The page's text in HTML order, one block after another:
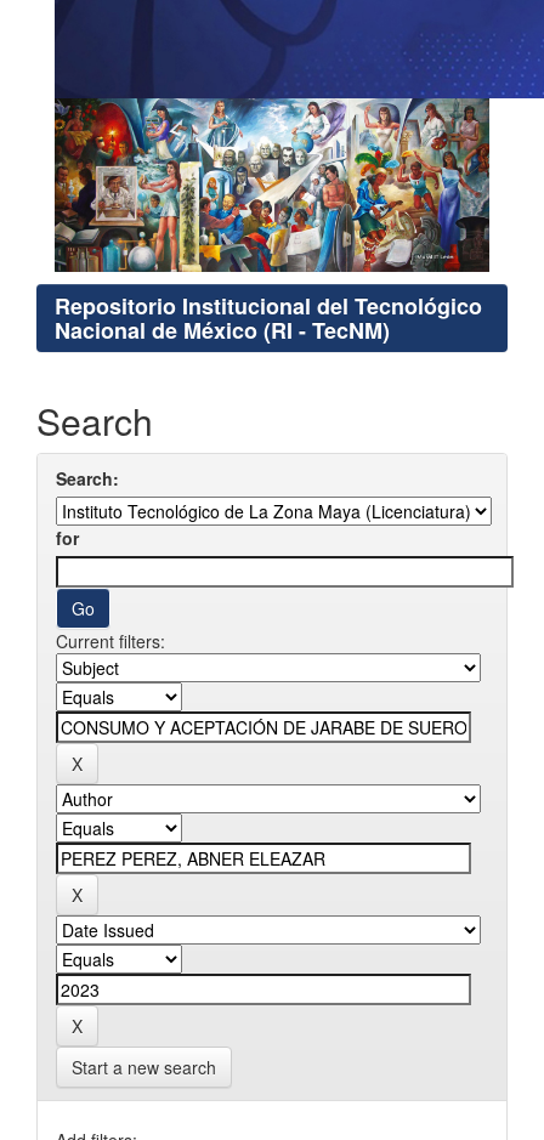
Repositorio Institucional del Tecnológico
Nacional de México (RI - TecNM)
Search
Search:
for
Current filters:
Start a new search